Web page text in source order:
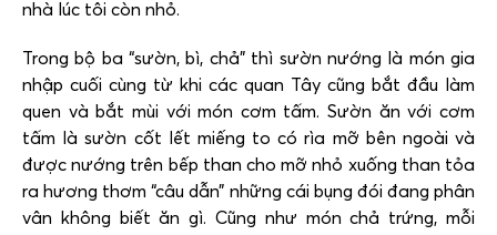
nhà lúc tôi còn nhỏ.
Trong bộ ba “sườn, bì, chả” thì sườn nướng là món gia
nhập cuối cùng từ khi các quan Tây cũng bắt đầu làm
quen và bắt mùi với món cơm tấm. Sườn ăn với cơm
tấm là sườn cốt lết miếng to có rìa mỡ bên ngoài và
được nướng trên bếp than cho mỡ nhỏ xuống than tỏa
ra hương thơm “câu dẫn” những cái bụng đói đang phân
vân không biết ăn gì. Cũng như món chả trứng, mỗi